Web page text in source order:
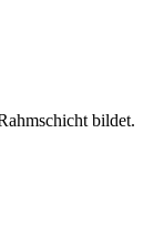
bildet.